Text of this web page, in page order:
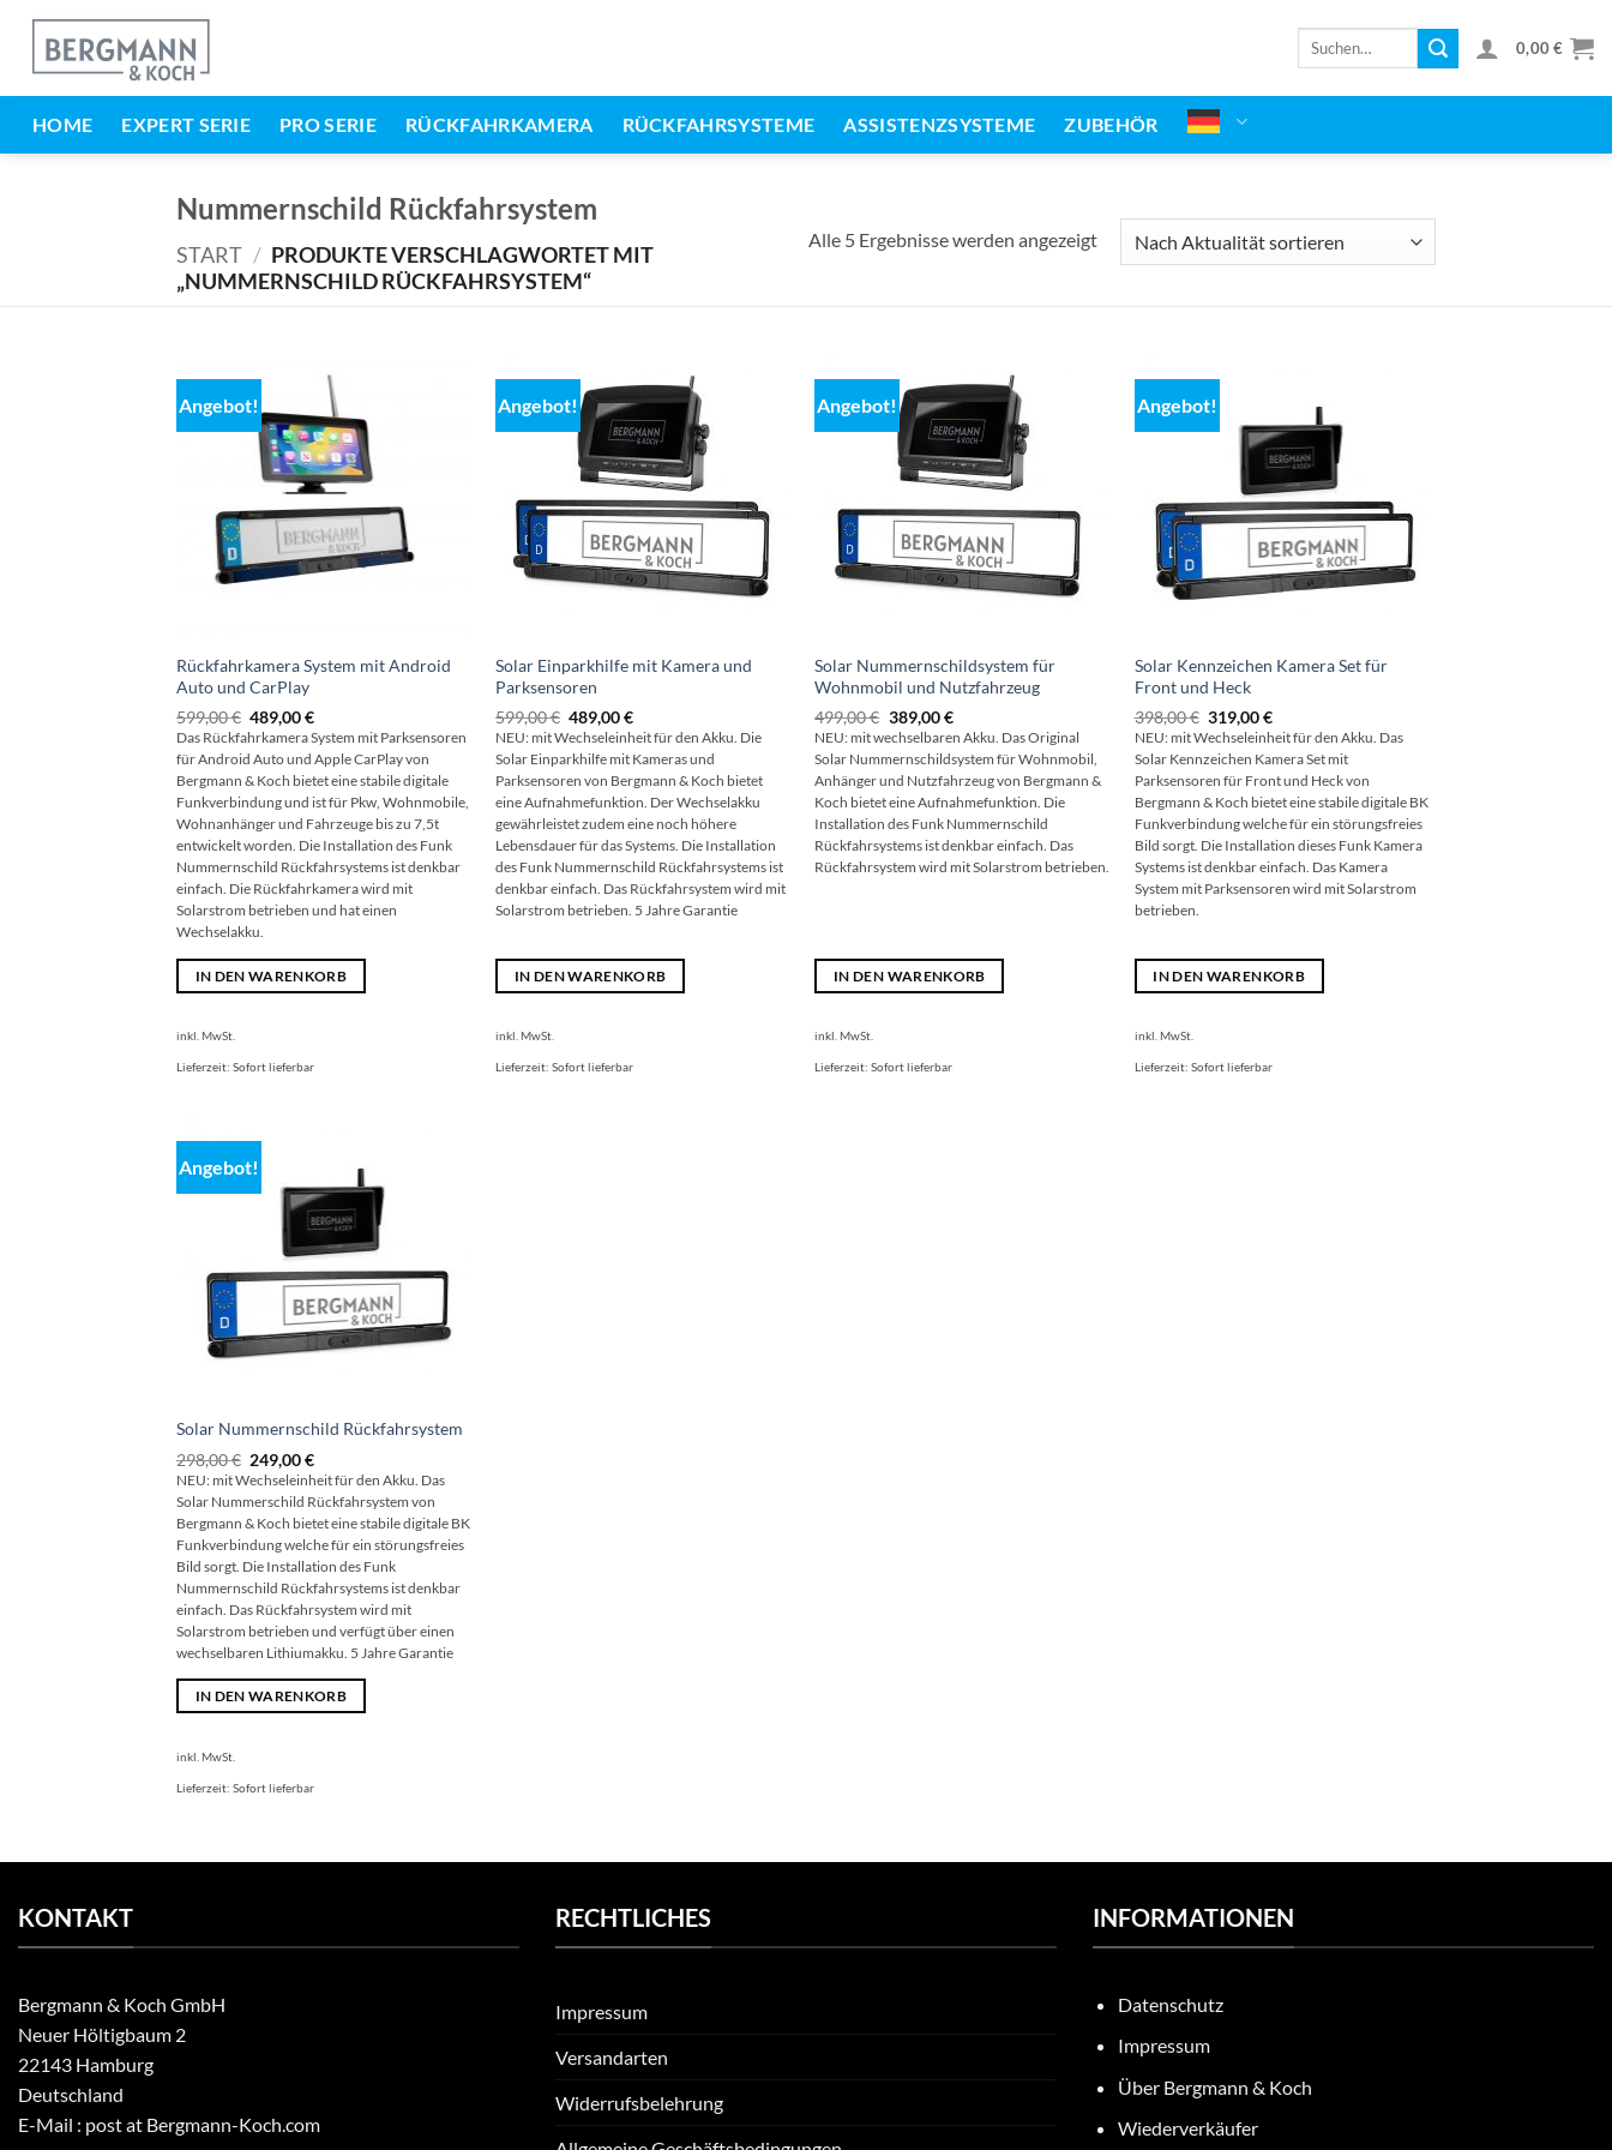
Zum
Inhalt
springen
Suchen
0,00€
HOME EXPERT SERIE PRO SERIE RÜCKFAHRKAMERA RÜCKFAHRSYSTEME ASSISTENZSYSTEME ZUBEHÖR
Nummernschild Rückfahrsystem
START / PRODUKTE VERSCHLAGWORTET MIT
„NUMMERNSCHILD RÜCKFAHRSYSTEM“
Alle 5 Ergebnisse werden angezeigtNach
Aktualität
Angebot!
Rückfahrkamera System mit Android
Auto und CarPlay
599,00€ Ursprünglicher
Preis
war:
599,00 €
489,00€Aktueller
Preis
ist:
489,00 €.
Das Rückfahrkamera System mit Parksensoren
für Android Auto und Apple CarPlay von
Bergmann & Koch bietet eine stabile digitale
Funkverbindung und ist für Pkw, Wohnmobile,
Wohnanhänger und Fahrzeuge bis zu 7,5t
entwickelt worden. Die Installation des Funk
Nummernschild Rückfahrsystems ist denkbar
einfach. Die Rückfahrkamera wird mit
Solarstrom betrieben und hat einen
Wechselakku.
IN DEN WARENKORB
inkl. MwSt.
Lieferzeit: Sofort lieferbar
Angebot!
Solar Einparkhilfe mit Kamera und
Parksensoren
599,00€ Ursprünglicher
Preis
war:
599,00 €
489,00€Aktueller
Preis
ist:
489,00 €.
NEU: mit Wechseleinheit für den Akku. Die
Solar Einparkhilfe mit Kameras und
Parksensoren von Bergmann & Koch bietet
eine Aufnahmefunktion. Der Wechselakku
gewährleistet zudem eine noch höhere
Lebensdauer für das Systems. Die Installation
des Funk Nummernschild Rückfahrsystems ist
denkbar einfach. Das Rückfahrsystem wird mit
Solarstrom betrieben. 5 Jahre Garantie
IN DEN WARENKORB
inkl. MwSt.
Lieferzeit:Sofort lieferbar
Angebot!
Solar Nummernschildsystem für
Wohnmobil und Nutzfahrzeug
499,00€ Ursprünglicher
Preis
war:
499,00 €
389,00€Aktueller
Preis
ist:
389,00 €.
NEU: mit wechselbaren Akku. Das Original
Solar Nummernschildsystem für Wohnmobil,
Anhänger und Nutzfahrzeugvon Bergmann &
Koch bietet eine Aufnahmefunktion. Die
Installation des Funk Nummernschild
Rückfahrsystems ist denkbar einfach. Das
Rückfahrsystem wird mit Solarstrom betrieben.
IN DEN WARENKORB
inkl. MwSt.
Lieferzeit:Sofort lieferbar
Angebot!
Solar Kennzeichen Kamera Set für
Front und Heck
398,00€ Ursprünglicher
Preis
war:
398,00 €
319,00€Aktueller
Preis
ist:
319,00 €.
NEU: mit Wechseleinheit für den Akku. Das
Solar Kennzeichen Kamera Set mit
Parksensoren für Front und Heck von
Bergmann & Koch bietet eine stabile digitale BK
Funkverbindung welche für ein störungsfreies
Bild sorgt. Die Installation dieses Funk Kamera
Systems ist denkbar einfach. Das Kamera
System mit Parksensoren wird mit Solarstrom
betrieben.
IN DEN WARENKORB
inkl. MwSt.
Lieferzeit: Sofort lieferbar
Angebot!
Solar Nummernschild Rückfahrsystem
298,00€ Ursprünglicher
Preis
war:
298,00 €
249,00€Aktueller
Preis
ist:
249,00 €.
NEU: mit Wechseleinheit für den Akku. Das
Solar Nummerschild Rückfahrsystem von
Bergmann & Koch bietet eine stabile digitale BK
Funkverbindung welche für ein störungsfreies
Bild sorgt. Die Installation des Funk
Nummernschild Rückfahrsystems ist denkbar
einfach. Das Rückfahrsystem wird mit
Solarstrom betrieben und verfügt über einen
wechselbaren Lithiumakku. 5 Jahre Garantie
IN DEN WARENKORB
inkl. MwSt.
Lieferzeit: Sofort lieferbar
KONTAKT
Bergmann & Koch GmbH
Neuer Höltigbaum 2
22143 Hamburg
Deutschland
E-Mail : post at Bergmann-Koch.com
RECHTLICHES
Impressum
Versandarten
Widerrufsbelehrung
INFORMATIONEN
Datenschutz
Impressum
Über Bergmann & Koch
Wiederverkäufer